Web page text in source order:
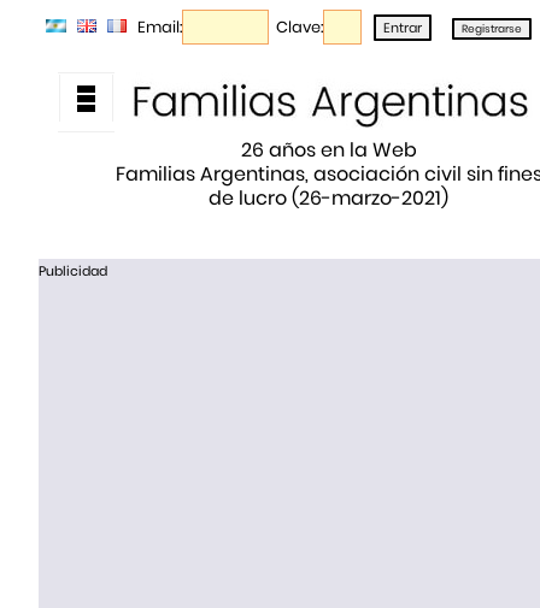
Email: Clave:
26 años en la Web
Familias Argentinas, asociación civil sin
de lucro (26-marzo-2021)
Publicidad